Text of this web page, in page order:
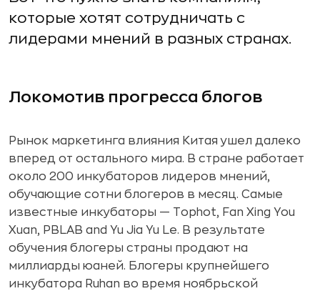
которые хотят сотрудничать с
лидерами мнений в разных странах.
Локомотив прогресса блогов
Рынок маркетинга влияния Китая ушел далеко
вперед от остального мира. В стране работает
около 200 инкубаторов лидеров мнений,
обучающие сотни блогеров в месяц. Самые
известные инкубаторы — Tophot, Fan Xing You
Xuan, PBLAB and Yu Jia Yu Le. В результате
обучения блогеры страны продают на
миллиарды юаней. Блогеры крупнейшего
инкубатора Ruhan во время ноябрьской